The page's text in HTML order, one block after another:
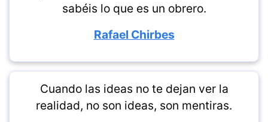
sabéis lo que es un obrero.
Rafael Chirbes
Cuando las ideas no te dejan ver la
realidad, no son ideas, son mentiras.